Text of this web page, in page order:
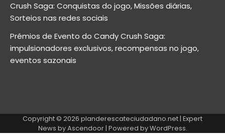
Crush Saga: Conquistas do jogo, Missões diárias,
Sorteios nas redes sociais
Prémios de Evento do Candy Crush Saga:
impulsionadores exclusivos, recompensas no jogo,
eventos sazonais
Copyright © 2026 planderescateciudadano.net | Expert
News byAscendoor| Powered byWordPress.